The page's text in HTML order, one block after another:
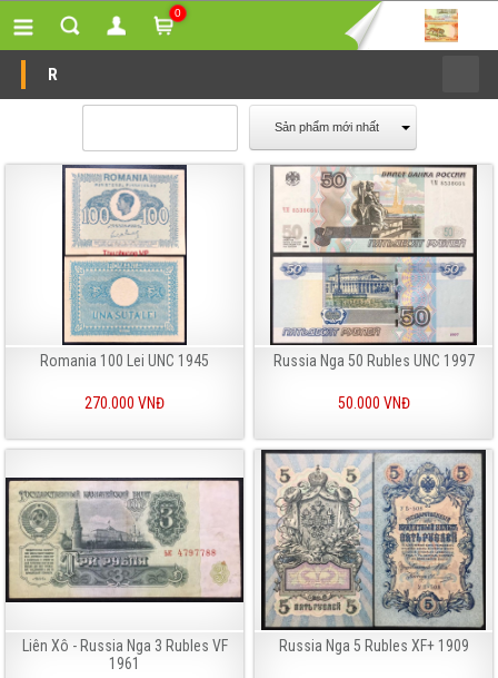
0
R
Sản phẩm mới nhất
Romania 100 Lei UNC 1945
270.000 VNĐ
Russia Nga 50 Rubles UNC 1997
50.000 VNĐ
Liên Xô - Russia Nga 3 Rubles VF
1961
Russia Nga 5 Rubles XF+ 1909